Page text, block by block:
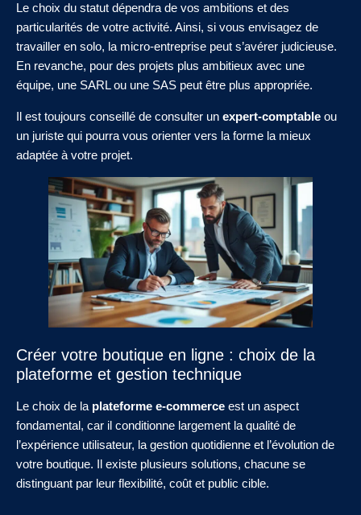
Le choix du statut dépendra de vos ambitions et des
particularités de votre activité. Ainsi, si vous envisagez de
travailler en solo, la micro-entreprise peut s’avérer judicieuse.
En revanche, pour des projets plus ambitieux avec une
équipe, une SARL ou une SAS peut être plus appropriée.
Il est toujours conseillé de consulter un expert-comptable ou
un juriste qui pourra vous orienter vers la forme la mieux
adaptée à votre projet.
Créer votre boutique en ligne : choix de la
plateforme et gestion technique
Le choix de la plateforme e-commerce est un aspect
fondamental, car il conditionne largement la qualité de
l’expérience utilisateur, la gestion quotidienne et l’évolution de
votre boutique. Il existe plusieurs solutions, chacune se
distinguant par leur flexibilité, coût et public cible.